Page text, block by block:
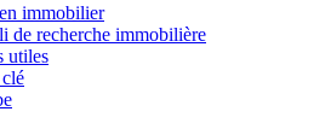
immobilier
de recherche immobilière
utiles